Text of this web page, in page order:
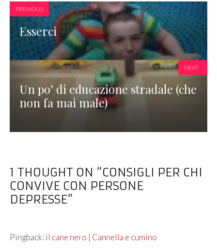
PREVIOUS
Esserci
Un po’ di educazione stradale (che
non fa mai male)
NEXT
1 THOUGHT ON “CONSIGLI PER CHI
CONVIVE CON PERSONE
DEPRESSE”
Pingback: il cane nero | Cannella e cumino